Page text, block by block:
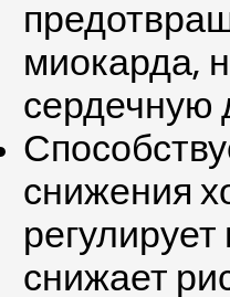
миокарда,
сердечную
снижения
регулирует
снижает